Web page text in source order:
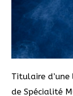
Titulaire d’une
de Spécialité